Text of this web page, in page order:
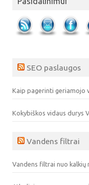
SEO paslaugos
Kaip pagerinti geriamojo
Kokybiškos vidaus durys
Vandens filtrai
Vandens filtrai nuo kalkių